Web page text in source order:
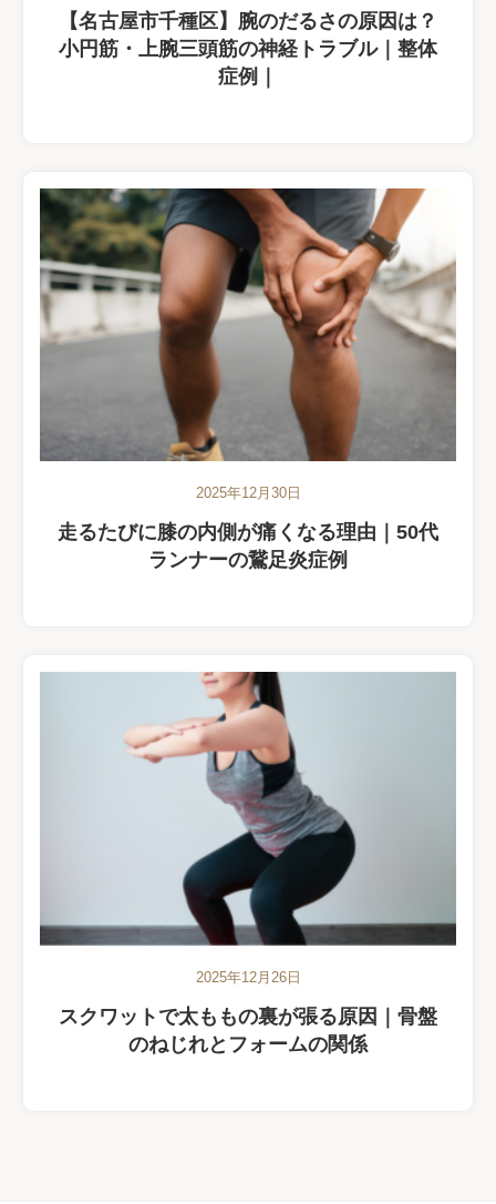
【名古屋市千種区】腕のだるさの原因は？
小円筋・上腕三頭筋の神経トラブル｜整体
症例｜
2025年12月30日
走るたびに膝の内側が痛くなる理由｜50代
ランナーの鵞足炎症例
2025年12月26日
スクワットで太ももの裏が張る原因｜骨盤
のねじれとフォームの関係